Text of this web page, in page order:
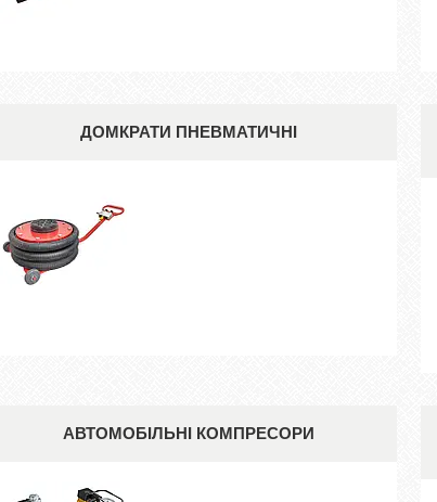
ДОМКРАТИ ПНЕВМАТИЧНІ
АВТОМОБІЛЬНІ КОМПРЕСОРИ